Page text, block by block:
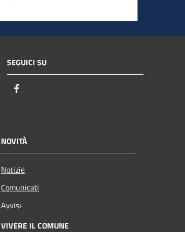
SEGUICI SU
NOVITÀ
Notizie
Comunicati
Avvisi
VIVERE IL COMUNE